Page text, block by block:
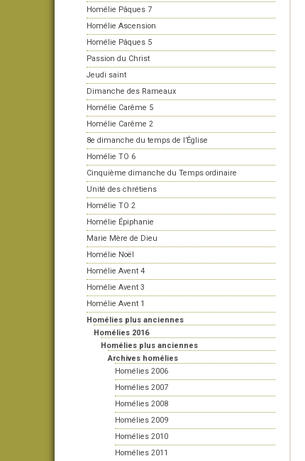
Homélie Pâques 7
Homélie Ascension
Homélie Pâques 5
Passion du Christ
Jeudi saint
Dimanche des Rameaux
Homélie Carême 5
Homélie Carême 2
8e dimanche du temps de l’Église
Homélie TO 6
Cinquième dimanche du Temps ordinaire
Unité des chrétiens
Homélie TO 2
Homélie Épiphanie
Marie Mère de Dieu
Homélie Noël
Homélie Avent 4
Homélie Avent 3
Homélie Avent 1
Homélies plus anciennes
Homélies 2016
Homélies plus anciennes
Archives homélies
Homélies 2006
Homélies 2007
Homélies 2008
Homélies 2009
Homélies 2010
Homélies 2011